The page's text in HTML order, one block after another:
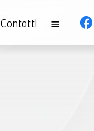
Contatti menu